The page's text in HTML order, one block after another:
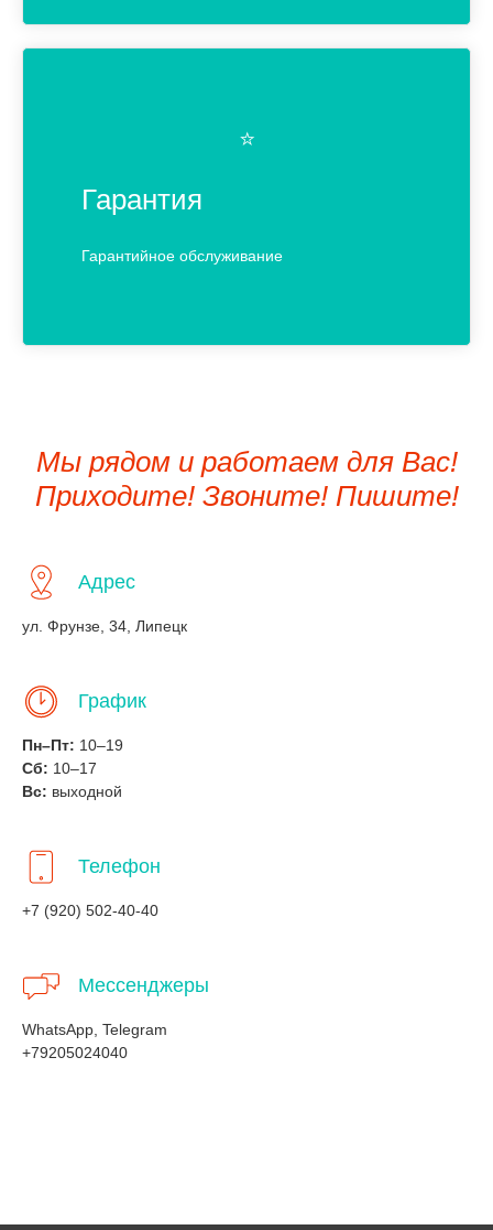
⭐️
Гарантия
Гарантийное обслуживание
Мы рядом и работаем для Вас!
Приходите! Звоните! Пишите!
Адрес
ул. Фрунзе, 34, Липецк
График
Пн–Пт: 10–19
Сб: 10–17
Вс: выходной
Телефон
+7 (920) 502-40-40
Мессенджеры
WhatsApp, Telegram
+79205024040